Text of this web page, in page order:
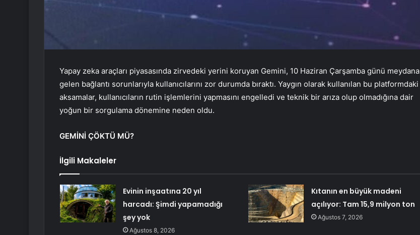
Yapay zeka araçları piyasasında zirvedeki yerini koruyan Gemini, 10 Haziran Çarşamba günü meydana
gelen bağlantı sorunlarıyla kullanıcılarını zor durumda bıraktı. Yaygın olarak kullanılan bu platformdaki
aksamalar, kullanıcıların rutin işlemlerini yapmasını engelledi ve teknik bir arıza olup olmadığına dair
yoğun bir sorgulama dönemine neden oldu.
GEMİNİ ÇÖKTÜ MÜ?
İlgili Makaleler
Evinin inşaatına 20 yıl
harcadı: Şimdi yapamadığı
şey yok
Ağustos 8, 2026
Kıtanın en büyük madeni
açılıyor: Tam 15,9 milyon ton
Ağustos 7, 2026